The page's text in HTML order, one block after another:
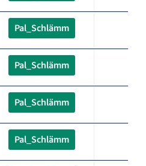
Pal_Schlämm
Pal_Schlämm
Pal_Schlämm
Pal_Schlämm